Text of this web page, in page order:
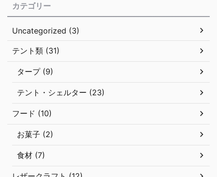
発、販売されています。 キャンプでの飲み物というとコーヒーが
カテゴリー
Uncategorized (3)
テント類 (31)
タープ (9)
テント・シェルター (23)
フード (10)
お菓子 (2)
食材 (7)